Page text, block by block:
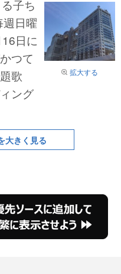
拡大する
子ち
日曜
日に
つて
歌
ング
大きく見る